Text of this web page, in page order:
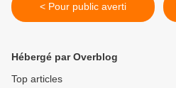
< Pour public averti
Hébergé par Overblog
Top articles